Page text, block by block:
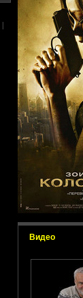
Видео
|